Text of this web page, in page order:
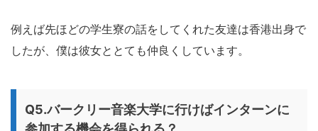
例えば先ほどの学生寮の話をしてくれた友達は香港出身で
したが、僕は彼女ととても仲良くしています。
Q5.バークリー音楽大学に行けばインターンに